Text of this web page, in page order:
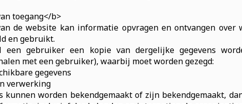
toegang</b>
de website kan informatie opvragen en ontvangen
en gebruikt.
een gebruiker een kopie van dergelijke gegevens
met een gebruiker), waarbij moet worden gezegd:
gegevens
verwerking
kunnen worden bekendgemaakt of zijn bekendgemaakt,